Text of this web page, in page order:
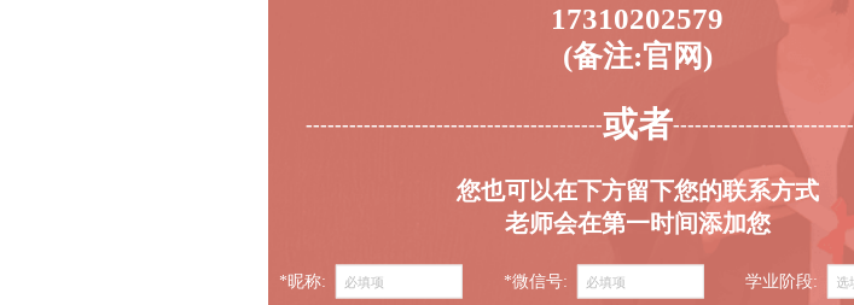
17310202579
(备注:官网)
-----------------------------------------或者
您也可以在下方留下您的联系方式
老师会在第一时间添加您
*昵称: *微信号: 学业阶段: